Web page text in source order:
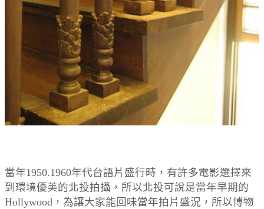
當年1950.1960年代台語片盛行時，有許多電影選擇來
到環境優美的北投拍攝，所以北投可說是當年早期的
Hollywood，為讓大家能回味當年拍片盛況，所以博物